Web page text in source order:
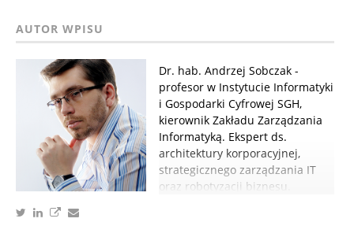
Dr. hab. Andrzej Sobczak -
profesor w Instytucie Informatyki
i Gospodarki Cyfrowej SGH,
kierownik Zakładu Zarządzania
Informatyką. Ekspert ds.
architektury korporacyjnej,
strategicznego zarządzania IT
oraz robotyzacji biznesu.